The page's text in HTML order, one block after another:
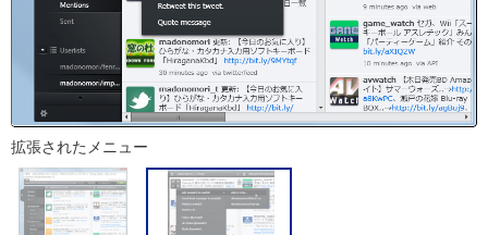
拡張されたメニュー